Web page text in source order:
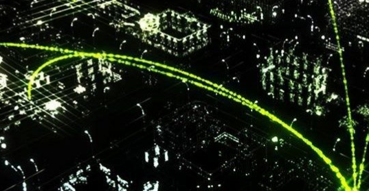
e modelos de implantação.
incluíram líderes C-suite, gerentes, desenvolvedores e arquitetos de
móveis, fixas e de cabo. A pesquisa foi realizada durante oito
de 2022 e meados de janeiro de 2023.
dois temas consistentes: os participantes do setor (73%)
para aumentar a receita, melhorar as operações e a
a retenção de clientes. Em meio ao ceticismo sobre o potencial